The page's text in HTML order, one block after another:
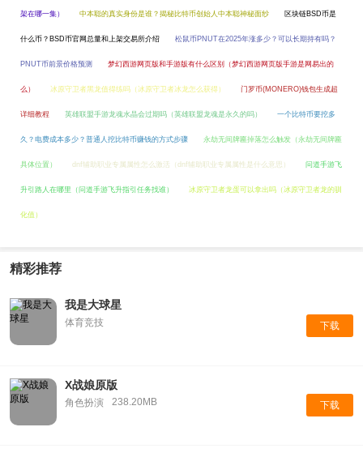
架在哪一集） 中本聪的真实身份是谁？揭秘比特币创始人中本聪神秘面纱 区块链BSD币是
什么币？BSD币官网总量和上架交易所介绍 松鼠币PNUT在2025年涨多少？可以长期持有吗？
PNUT币前景价格预测 梦幻西游网页版和手游版有什么区别（梦幻西游网页版手游是网易出的
么） 冰原守卫者黑龙值得练吗（冰原守卫者冰龙怎么获得） 门罗币(MONERO)钱包生成超
详细教程 英雄联盟手游龙魂水晶会过期吗（英雄联盟龙魂是永久的吗） 一个比特币要挖多
久？电费成本多少？普通人挖比特币赚钱的方式步骤 永劫无间牌匾掉落怎么触发（永劫无间牌匾
具体位置） dnf辅助职业专属属性怎么激活（dnf辅助职业专属属性是什么意思） 问道手游飞
升引路人在哪里（问道手游飞升指引任务找谁） 冰原守卫者龙蛋可以拿出吗（冰原守卫者龙的驯
化值）
精彩推荐
我是大球星
体育竞技 下载
X战娘原版
角色扮演 238.20MB 下载